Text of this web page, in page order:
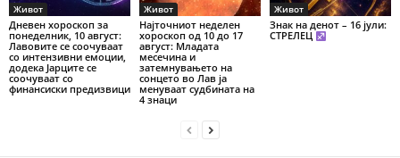
Живот
Дневен хороскоп за
понеделник, 10 август:
Лавовите се соочуваат
со интензивни емоции,
додека Јарците се
соочуваат со
финансиски предизвици
Живот
Најточниот неделен
хороскоп од 10 до 17
август: Младата
месечина и
затемнувањето на
сонцето во Лав ја
менуваат судбината на
4 знаци
Живот
Знак на денот – 16 јули:
СТРЕЛЕЦ